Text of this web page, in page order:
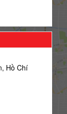
Hồ Chí